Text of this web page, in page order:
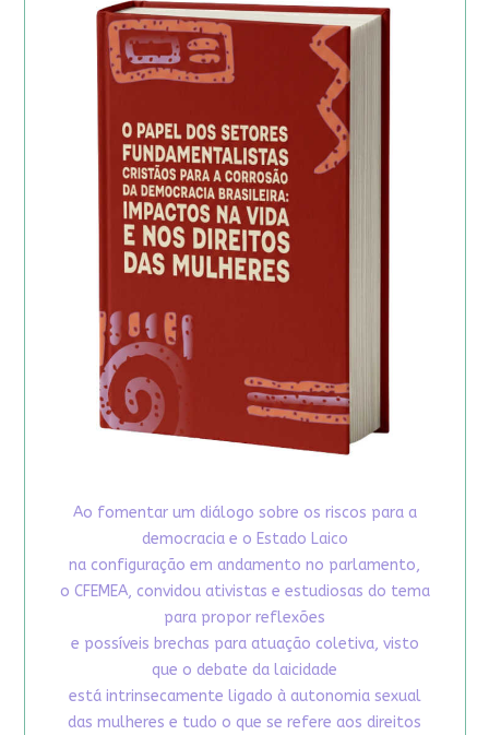
Ao fomentar um diálogo sobre os riscos para a
democracia e o Estado Laico
na configuração em andamento no parlamento,
o CFEMEA, convidou ativistas e estudiosas do tema
para propor reflexões
e possíveis brechas para atuação coletiva, visto
que o debate da laicidade
está intrinsecamente ligado à autonomia sexual
das mulheres e tudo o que se refere aos direitos